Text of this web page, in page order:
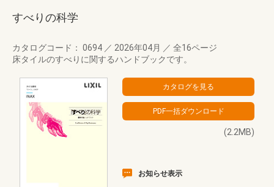
すべりの科学
カタログコード： 0694 ／ 2026年04月 ／ 全16ページ
床タイルのすべりに関するハンドブックです。
(2.2MB)
お知らせ表示